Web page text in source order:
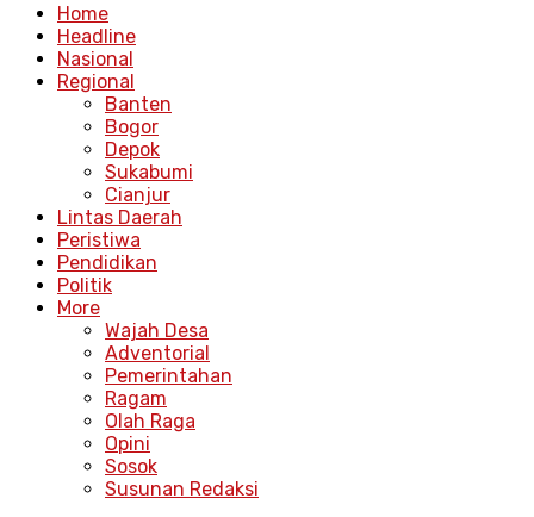
Home
Headline
Nasional
Regional
Banten
Bogor
Depok
Sukabumi
Cianjur
Lintas Daerah
Peristiwa
Pendidikan
Politik
More
Wajah Desa
Adventorial
Pemerintahan
Ragam
Olah Raga
Opini
Sosok
Susunan Redaksi